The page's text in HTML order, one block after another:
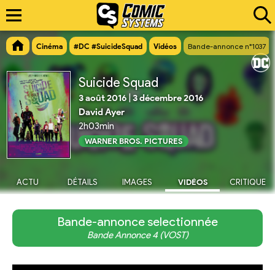
Cinéma #DC #SuicideSquad Vidéos Bande-annonce n°1037
Suicide Squad
3 août 2016|3 décembre 2016
David Ayer
2h03min
WARNER BROS. PICTURES
ACTU DÉTAILS IMAGES VIDÉOS CRITIQUE
Bande-annonce selectionnée
Bande Annonce 4 (VOST)